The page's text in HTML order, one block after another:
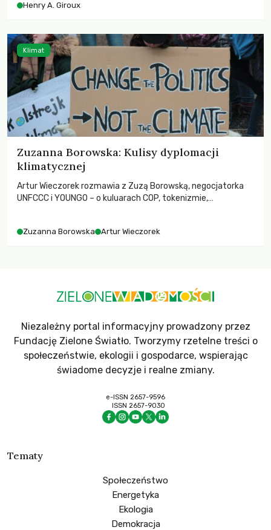
wychowają świadomych obywateli?
Henry A. Giroux
Zuzanna Borowska: Kulisy dyplomacji
klimatycznej
Artur Wieczorek rozmawia z Zuzą Borowską, negocjatorka
UNFCCC i YOUNGO – o kuluarach COP, tokenizmie,
Zuzanna Borowska Artur Wieczorek
Klimat
Niezależny portal informacyjny prowadzony przez
Fundację Zielone Światło. Tworzymy rzetelne treści o
społeczeństwie, ekologii i gospodarce, wspierając
świadome decyzje i realne zmiany.
e-ISSN 2657-9596
ISSN 2657-9030
Tematy
Społeczeństwo
Energetyka
Ekologia
Demokracja